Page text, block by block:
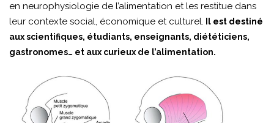
en neurophysiologie de l’alimentation et les restitue dans
leur contexte social, économique et culturel. Il est destiné
aux scientifiques, étudiants, enseignants, diététiciens,
gastronomes… et aux curieux de l’alimentation.